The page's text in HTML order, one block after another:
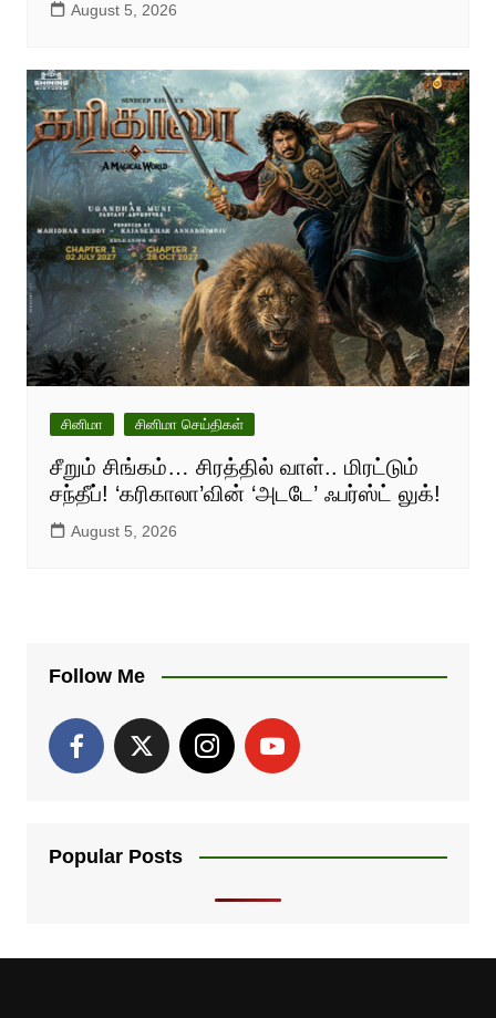
August 5, 2026
சினிமா சினிமா செய்திகள்
சீறும் சிங்கம்… சிரத்தில் வாள்.. மிரட்டும்
சந்தீப்! ‘கரிகாலா’வின் ‘அடடே’ ஃபர்ஸ்ட் லுக்!
August 5, 2026
Follow Me
Popular Posts